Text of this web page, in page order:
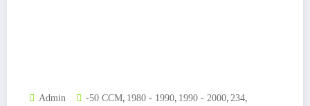
Admin -50 CCM, 1980 - 1990, 1990 - 2000, 234,